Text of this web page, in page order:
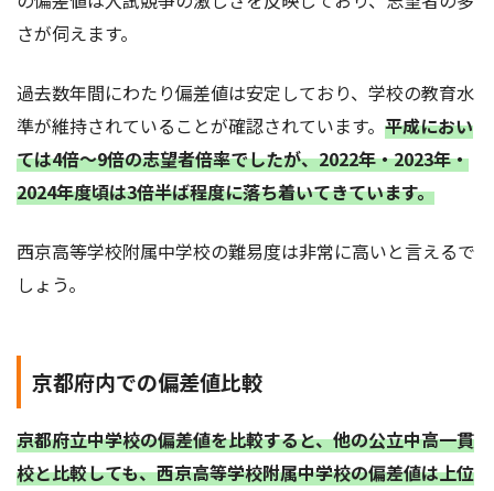
さが伺えます。
過去数年間にわたり偏差値は安定しており、学校の教育水
準が維持されていることが確認されています。 平成におい
ては4倍～9倍の志望者倍率でしたが、2022年・2023年・
2024年度頃は3倍半ば程度に落ち着いてきています。
西京高等学校附属中学校の難易度は非常に高いと言えるで
しょう。
京都府内での偏差値比較
京都府立中学校の偏差値を比較すると、他の公立中高一貫
校と比較しても、西京高等学校附属中学校の偏差値は上位